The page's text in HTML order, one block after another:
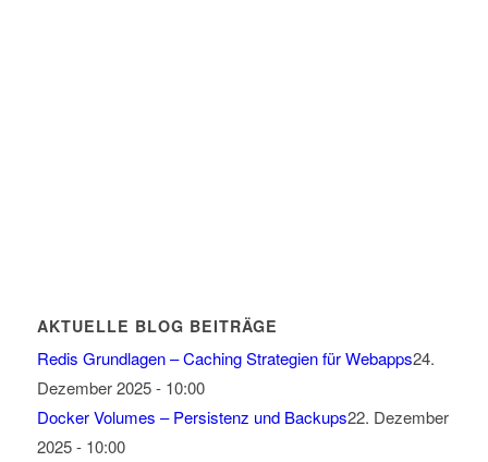
AKTUELLE BLOG BEITRÄGE
Redis Grundlagen – Caching Strategien für Webapps24.
Dezember 2025 - 10:00
Docker Volumes – Persistenz und Backups22. Dezember
2025 - 10:00